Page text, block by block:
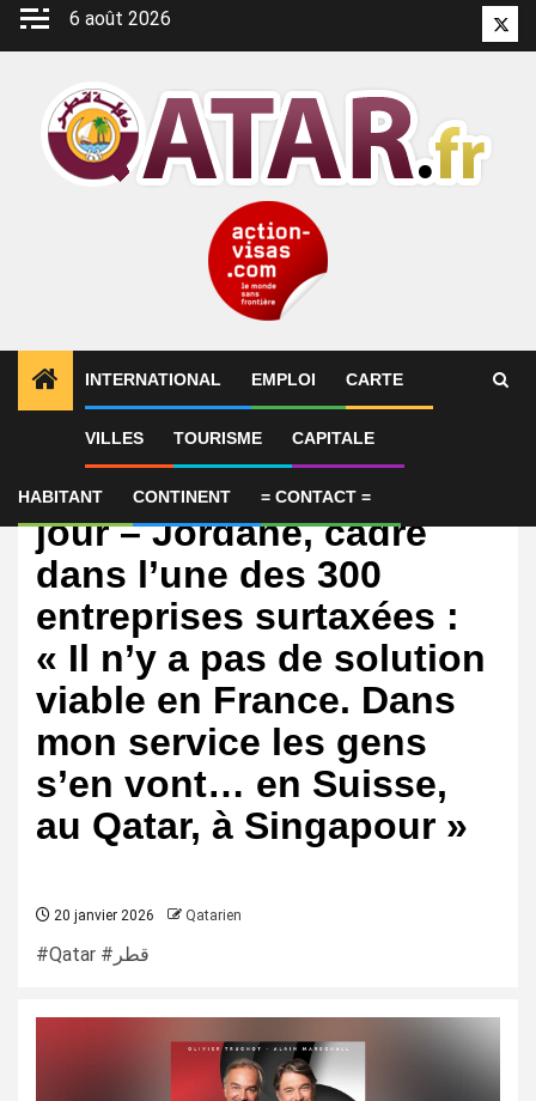
Aller
6 août 2026
INTERNATIONAL EMPLOI CARTE
VILLES TOURISME CAPITALE
HABITANT CONTINENT = CONTACT =
International
[Podcasts] Le départ du
jour – Jordane, cadre
dans l’une des 300
entreprises surtaxées :
« Il n’y a pas de solution
viable en France. Dans
mon service les gens
s’en vont… en Suisse,
au Qatar, à Singapour »
20 janvier 2026 Qatarien
#Qatar #قطر